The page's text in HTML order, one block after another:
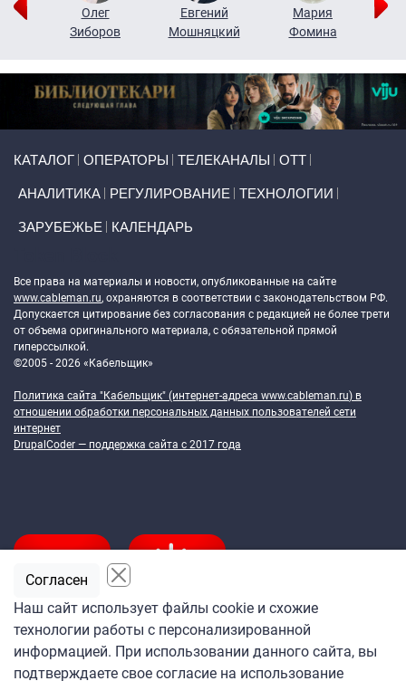
Олег
Зиборов
Евгений
Мошняцкий
Мария
Фомина
КАТАЛОГ ОПЕРАТОРЫ ТЕЛЕКАНАЛЫ ОТТ
АНАЛИТИКА РЕГУЛИРОВАНИЕ ТЕХНОЛОГИИ
ЗАРУБЕЖЬЕ КАЛЕНДАРЬ
Все права на материалы и новости, опубликованные на сайте
www.cableman.ru, охраняются в соответствии с законодательством РФ.
Допускается цитирование без согласования с редакцией не более трети
от объема оригинального материала, с обязательной прямой
гиперссылкой.
©2005 - 2026 «Кабельщик»
Политика сайта "Кабельщик" (интернет-адреса www.cableman.ru) в
отношении обработки персональных данных пользователей сети
интернет
DrupalCoder — поддержка сайта c 2017 года
Подпишитесь
на ежедневную рассылку
Наш сайт использует файлы cookie и схожие
технологии работы с персонализированной
информацией. При использовании данного сайта, вы
подтверждаете свое согласие на использование
Согласен